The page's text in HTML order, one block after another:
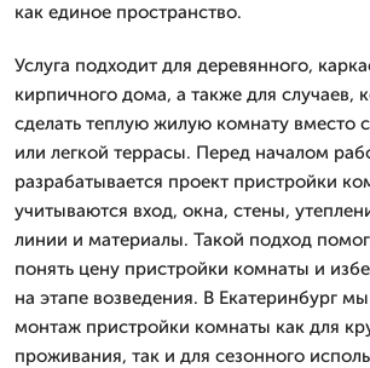
как единое пространство.
Услуга подходит для деревянного,
кирпичного дома, а также для случаев,
сделать теплую жилую комнату вместо
или легкой террасы. Перед началом
разрабатывается проект пристройки
учитываются вход, окна, стены,
линии и материалы. Такой подход
понять цену пристройки комнаты и
на этапе возведения. В Екатеринбург
монтаж пристройки комнаты как для
проживания, так и для сезонного